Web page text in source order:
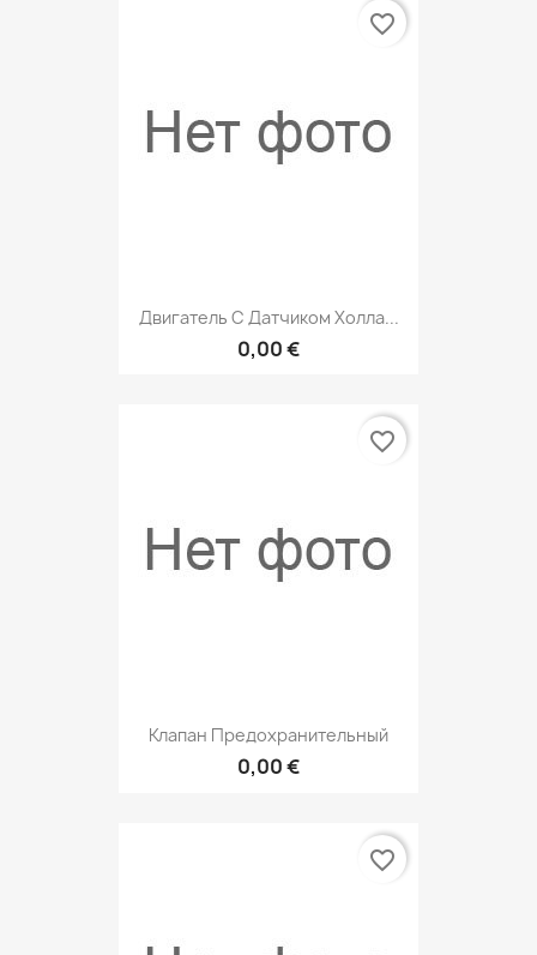
Двигатель С Датчиком Холла...
0,00 €
favorite_border
Клапан Предохранительный
0,00 €
favorite_border
favorite_border